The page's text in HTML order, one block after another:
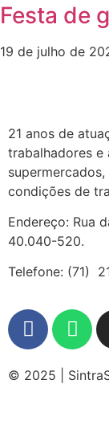
Festa de
19 de julho de
21 anos de
trabalhadores e
condições de
Endereço: Rua
40.040-520.
Telefone: (71)
© 2025 |